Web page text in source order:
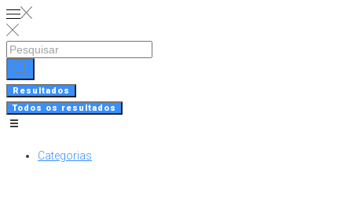
Skip
to
content
Search
Resultados
Todos os resultados
Categorias